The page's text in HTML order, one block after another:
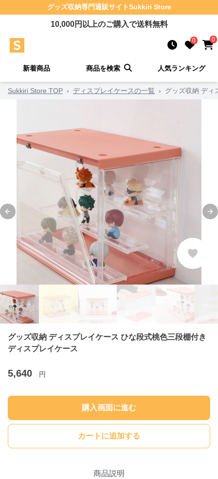
グッズ収納専門通販サイトSukkiri Store
10,000円以上のご購入で送料無料
0 0
新着商品 商品を検索 人気ランキング
Sukkiri Store TOP › ディスプレイケースの一覧 › グッズ収納 ディ
Previous slide
グッズ収納 ディスプレイケース ひな段式桃色三段棚付き
ディスプレイケース
5,640 円
購入画面に進む
カートに追加する
商品説明